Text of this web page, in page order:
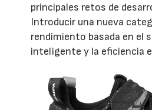
principales retos de
Introducir una nueva
rendimiento basada en el
inteligente y la eficiencia